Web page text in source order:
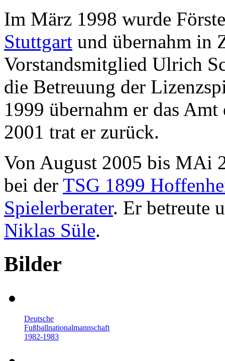
Im März 1998 wurde
Stuttgart und übernahm in
Vorstandsmitglied Ulrich
die Betreuung der
1999 übernahm er das
2001 trat er zurück.
Von August 2005 bis MAi
bei der TSG 1899
Spielerberater. Er betreute
Niklas Süle.
Bilder
Deutsche
Fußballnationalmannschaft
1982-1983